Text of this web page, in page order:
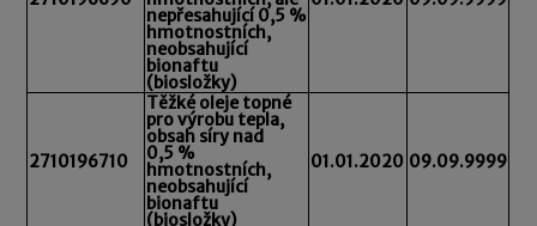
nepřesahující 0,5 %
hmotnostních,
neobsahující
bionaftu
(biosložky)
2710196710
Těžké oleje topné
pro výrobu tepla,
obsah síry nad
0,5 %
hmotnostních,
neobsahující
bionaftu
(biosložky)
01.01.2020 09.09.9999